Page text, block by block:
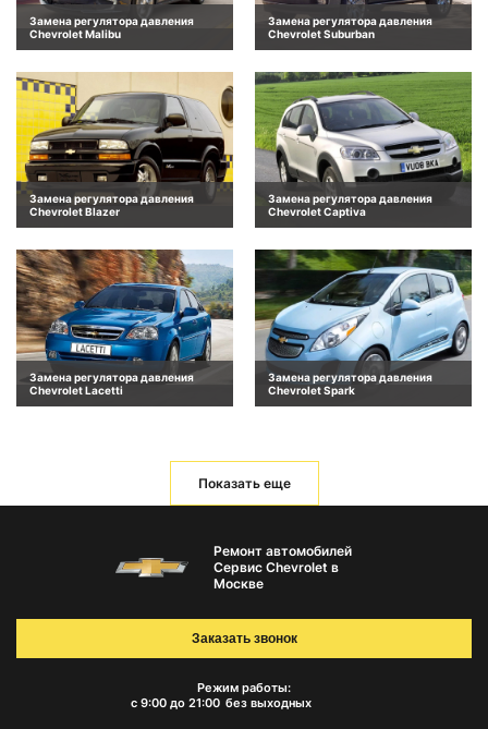
Замена регулятора давления
Chevrolet Malibu
Замена регулятора давления
Chevrolet Suburban
Замена регулятора давления
Chevrolet Blazer
Замена регулятора давления
Chevrolet Captiva
Замена регулятора давления
Chevrolet Lacetti
Замена регулятора давления
Chevrolet Spark
Показать еще
Ремонт автомобилей
Сервис Chevrolet в
Москве
Режим работы:
с 9:00 до 21:00 без выходных
Заказать звонок